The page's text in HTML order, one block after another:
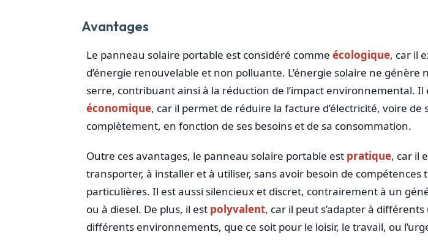
Avantages
Le panneau solaire portable est considéré comme écologique, car il
d’énergie renouvelable et non polluante. L’énergie solaire ne génère
serre, contribuant ainsi à la réduction de l’impact environnemental. Il
économique, car il permet de réduire la facture d’électricité, voire de
complètement, en fonction de ses besoins et de sa consommation.
Outre ces avantages, le panneau solaire portable est pratique, car il
transporter, à installer et à utiliser, sans avoir besoin de compétences
particulières. Il est aussi silencieux et discret, contrairement à un
ou à diesel. De plus, il est polyvalent, car il peut s’adapter à différents
différents environnements, que ce soit pour le loisir, le travail, ou